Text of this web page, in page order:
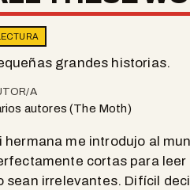
grandes historias.
A
autores (The Moth)
hermana me introdujo al
cortas para
sean irrelevantes. Difícil